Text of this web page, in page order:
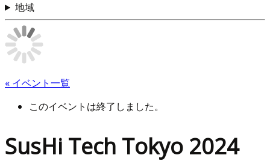
地域
« イベント一覧
このイベントは終了しました。
SusHi Tech Tokyo 2024